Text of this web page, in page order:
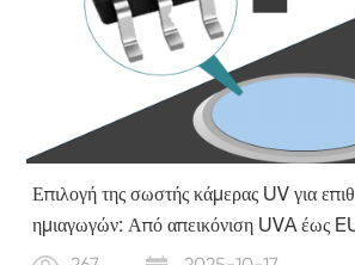
Επιλογή της σωστής κάμερας UV για
ημιαγωγών: Από απεικόνιση UVA έως